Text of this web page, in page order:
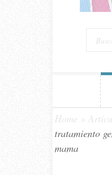
Home
tratamiento
mama